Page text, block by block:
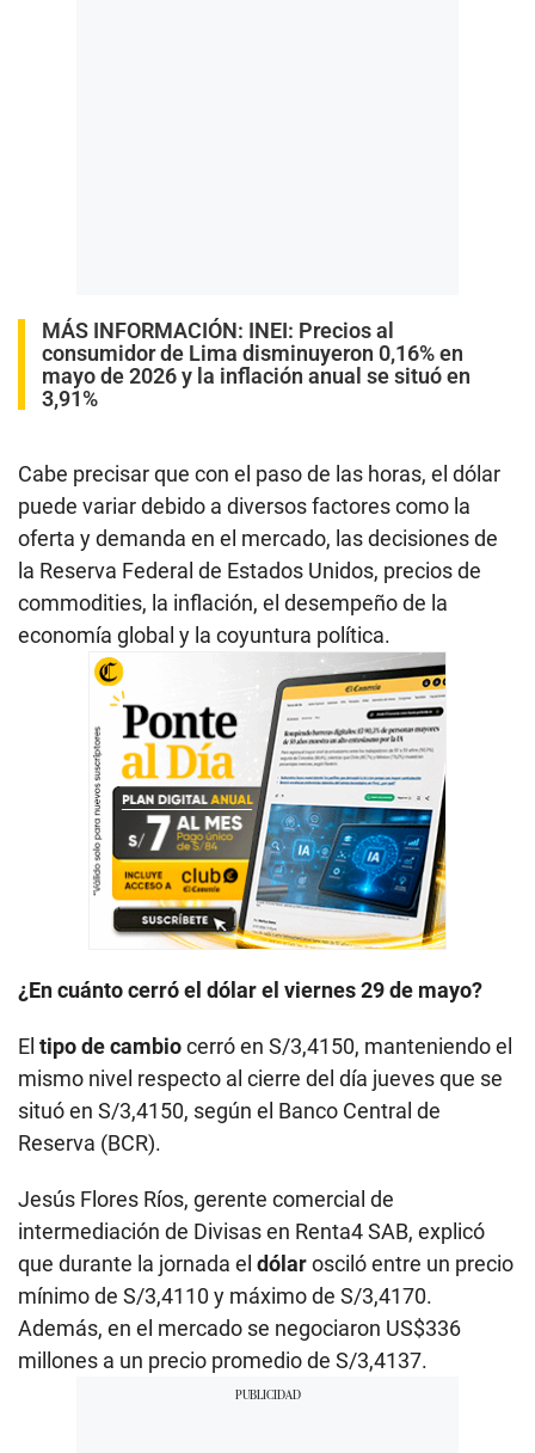
MÁS INFORMACIÓN: INEI: Precios al
consumidor de Lima disminuyeron 0,16% en
mayo de 2026 y la inflación anual se situó en
3,91%
Cabe precisar que con el paso de las horas, el dólar
puede variar debido a diversos factores como la
oferta y demanda en el mercado, las decisiones de
la Reserva Federal de Estados Unidos, precios de
commodities, la inflación, el desempeño de la
economía global y la coyuntura política.
¿En cuánto cerró el dólar el viernes 29 de mayo?
El tipo de cambiocerró en S/3,4150, manteniendo el
mismo nivel respecto al cierre del día jueves que se
situó en S/3,4150, según el Banco Central de
Reserva (BCR).
Jesús Flores Ríos, gerente comercial de
intermediación de Divisas en Renta4 SAB, explicó
que durante la jornada el dólarosciló entre un precio
mínimo de S/3,4110 y máximo de S/3,4170.
Además, en el mercado se negociaron US$336
millones a un precio promedio de S/3,4137.